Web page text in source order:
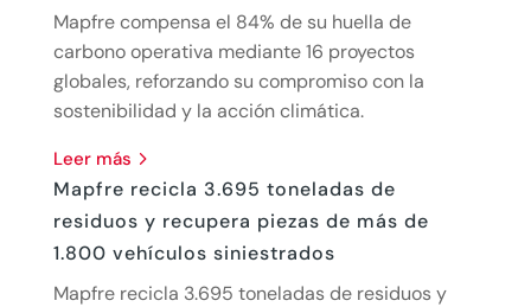
Mapfre compensa el 84% de su huella de
carbono operativa mediante 16 proyectos
globales, reforzando su compromiso con la
sostenibilidad y la acción climática.
leer más
Mapfre recicla 3.695 toneladas de
residuos y recupera piezas de más de
1.800 vehículos siniestrados
Mapfre recicla 3.695 toneladas de residuos y